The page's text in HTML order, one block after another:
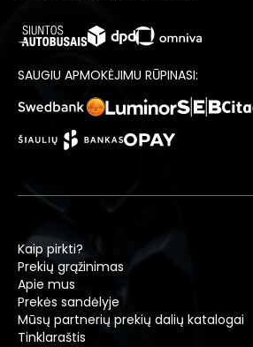
SAUGIU APMOKĖJIMU RŪPINASI:
Kaip pirkti?
Prekių grąžinimas
Apie mus
Prekės sandėlyje
Mūsų partnerių prekių dalių katalogai
Tinklaraštis